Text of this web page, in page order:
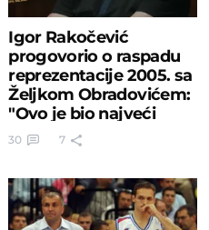
Igor Rakočević
progovorio o raspadu
reprezentacije 2005. sa
Željkom Obradovićem:
"Ovo je bio najveći
problem!"
30 7